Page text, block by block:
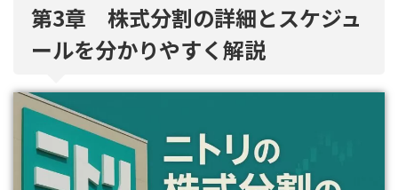
第3章 株式分割の詳細とスケジュ
ールを分かりやすく解説